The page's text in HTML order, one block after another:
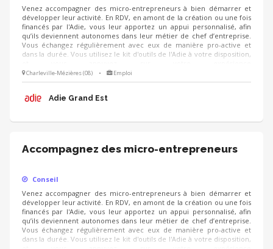
Venez accompagner des micro-entrepreneurs à bien démarrer et
développer leur activité. En RDV, en amont de la création ou une fois
financés par l'Adie, vous leur apportez un appui personnalisé, afin
qu’ils deviennent autonomes dans leur métier de chef d’entreprise.
Vous échangez régulièrement avec eux de manière pro-active et
dans la durée. Vous utilisez le kit d'outils de l'Adie à votre disposition,
(cial/humain/orga/gestion/finance...).
Charleville-Mézières (08) • Emploi
Adie Grand Est
Accompagnez des micro-entrepreneurs
Conseil
Venez accompagner des micro-entrepreneurs à bien démarrer et
développer leur activité. En RDV, en amont de la création ou une fois
financés par l'Adie, vous leur apportez un appui personnalisé, afin
qu’ils deviennent autonomes dans leur métier de chef d’entreprise.
Vous échangez régulièrement avec eux de manière pro-active et
dans la durée. Vous utilisez le kit d'outils de l'Adie à votre disposition,